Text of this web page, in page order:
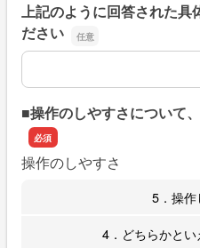
上記のように回答された具
ださい
上記のように回答された具
■操作のしやすさについて
操作のしやすさ
5．操
4．どちらかと